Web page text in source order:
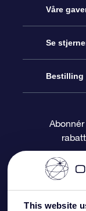
This website
Kontakt
Bloggen
Våre
Online
OSR
OSR-
Se
Star
One
OSR
Bestilling